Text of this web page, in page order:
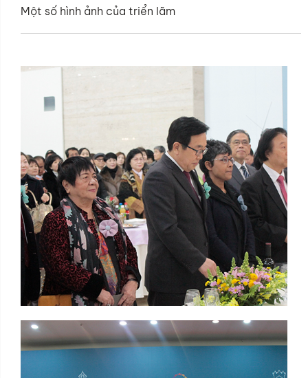
Một số hình ảnh của triển lãm